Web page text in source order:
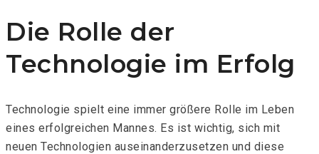
Die Rolle der
Technologie im Erfolg
Technologie spielt eine immer größere Rolle im Leben
eines erfolgreichen Mannes. Es ist wichtig, sich mit
neuen Technologien auseinanderzusetzen und diese